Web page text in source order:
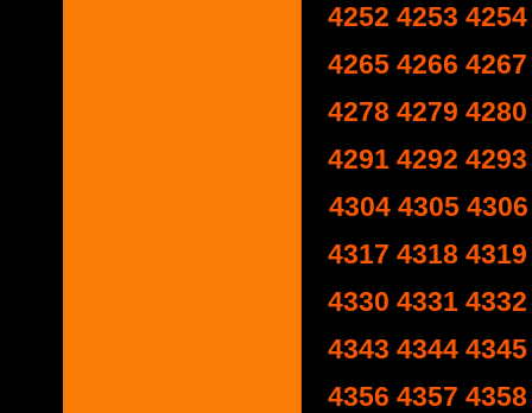
4252 4253 4254
4265 4266 4267
4278 4279 4280
4291 4292 4293
4304 4305 4306
4317 4318 4319
4330 4331 4332
4343 4344 4345
4356 4357 4358